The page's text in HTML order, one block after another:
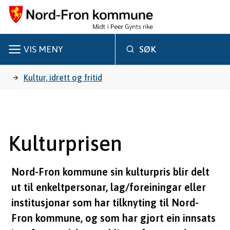
o
r
n
k
o
SØK
VIS MENY
Du Kultur, idrett og fritid
Kulturprisen
Nord-Fron kommune sin kulturpris blir delt
ut til enkeltpersonar, lag/foreiningar eller
institusjonar som har tilknyting til Nord-
Fron kommune, og som har gjort ein innsats